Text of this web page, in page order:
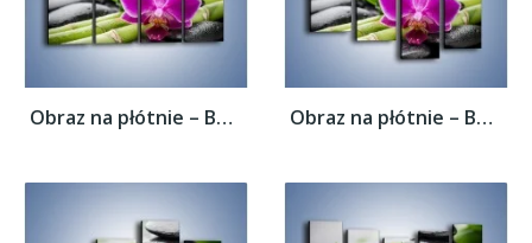
Obraz na płótnie – Bambusowe dodatki z... Obraz na płótnie – Bambusowe dodatki z...